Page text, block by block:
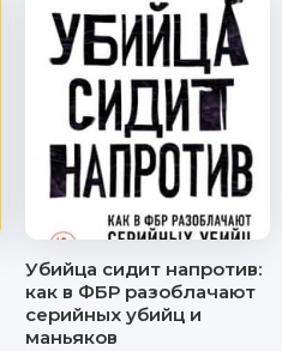
Убийца сидит напротив:
как в ФБР разоблачают
серийных убийц и
маньяков